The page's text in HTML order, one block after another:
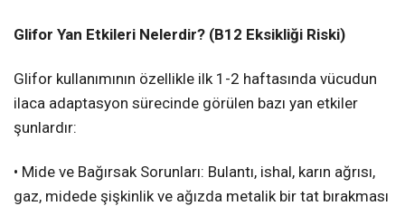
Glifor Yan Etkileri Nelerdir? (B12 Eksikliği Riski)
Glifor kullanımının özellikle ilk 1-2 haftasında vücudun
ilaca adaptasyon sürecinde görülen bazı yan etkiler
şunlardır:
• Mide ve Bağırsak Sorunları: Bulantı, ishal, karın ağrısı,
gaz, midede şişkinlik ve ağızda metalik bir tat bırakması